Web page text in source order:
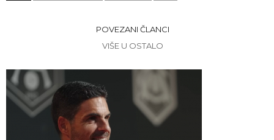
POVEZANI ČLANCI
VIŠE U OSTALO